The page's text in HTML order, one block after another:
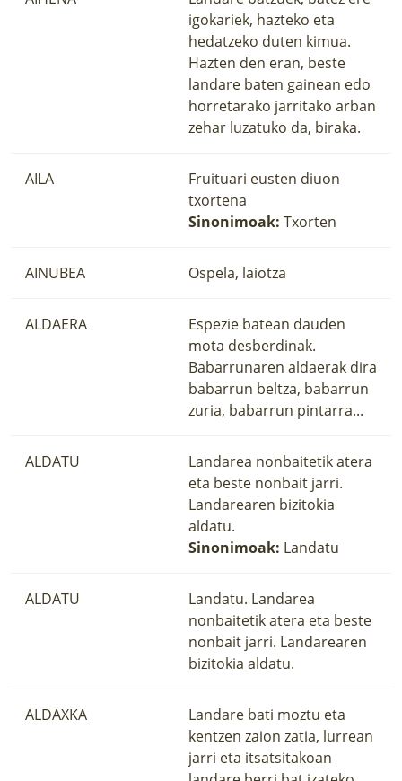
igokariek, hazteko eta
hedatzeko duten kimua.
Hazten den eran, beste
landare baten gainean edo
horretarako jarritako arban
zehar luzatuko da, biraka.
AILA
Fruituari eusten diuon
txortena
Sinonimoak: Txorten
AINUBEA Ospela, laiotza
ALDAERA
Espezie batean dauden
mota desberdinak.
Babarrunaren aldaerak dira
babarrun beltza, babarrun
zuria, babarrun pintarra...
ALDATU
Landarea nonbaitetik atera
eta beste nonbait jarri.
Landarearen bizitokia
aldatu.
Sinonimoak: Landatu
ALDATU
Landatu. Landarea
nonbaitetik atera eta beste
nonbait jarri. Landarearen
bizitokia aldatu.
ALDAXKA
Landare bati moztu eta
kentzen zaion zatia, lurrean
jarri eta itsatsitakoan